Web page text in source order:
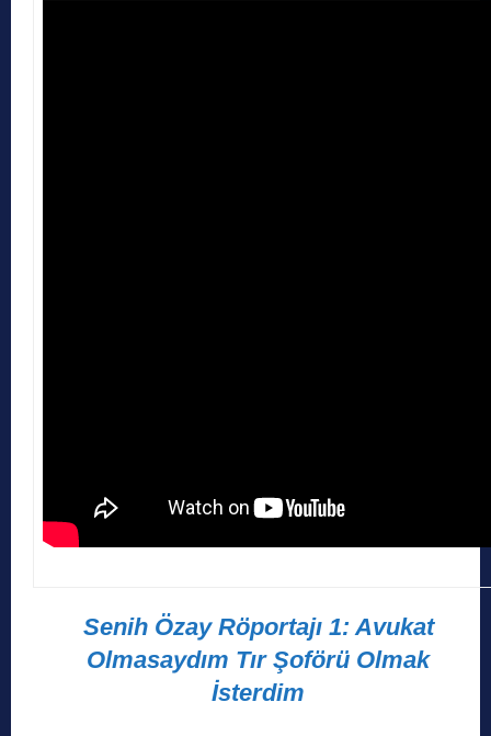
Senih Özay Röportajı 1: Avukat
Olmasaydım Tır Şoförü Olmak
İsterdim